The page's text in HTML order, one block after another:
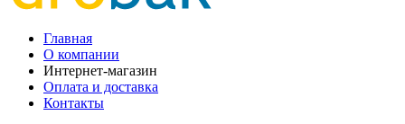
Главная
О компании
Интернет-магазин
Оплата и доставка
Контакты